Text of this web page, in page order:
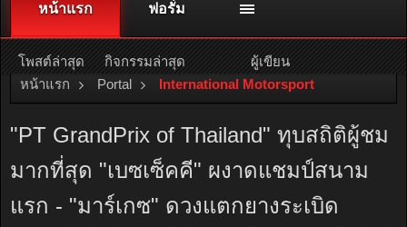
ติดต่อลงโฆษณา racingweb@gmail.comหรือโทร. 081-811-1138
หรืออ่านรายละเอียดเพิ่มเติม คลิกที่นี่
หน้าแรก Portal International Motorsport
"PT GrandPrix of Thailand" ทุบสถิติผู้ชม
มากที่สุด "เบซเซ็คคี" ผงาดแชมป์สนาม
แรก - "มาร์เกซ" ดวงแตกยางระเบิด
หน้าแรก
โพสต์ล่าสุด กิจกรรมล่าสุด ผู้เขียน
ฟอรั่ม